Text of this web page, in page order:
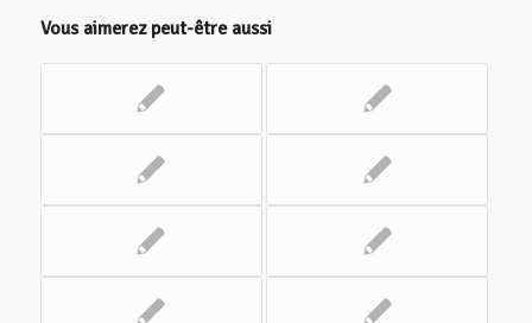
Vous aimerez peut-être aussi